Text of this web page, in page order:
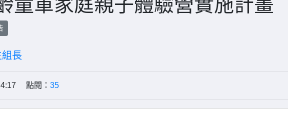
童軍家庭親子體驗營實施計畫
長
點閱： 35